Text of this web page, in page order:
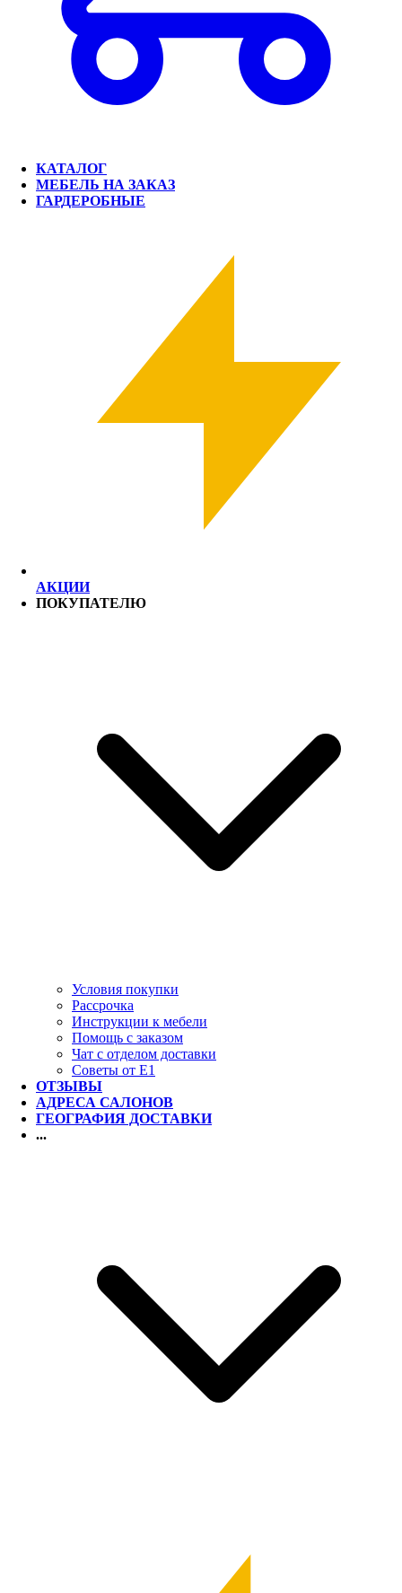
КАТАЛОГ
МЕБЕЛЬ НА ЗАКАЗ
ГАРДЕРОБНЫЕ
АКЦИИ
ПОКУПАТЕЛЮ
Условия покупки
Рассрочка
Инструкции к мебели
Помощь с заказом
Чат с отделом доставки
Советы от Е1
ОТЗЫВЫ
АДРЕСА САЛОНОВ
ГЕОГРАФИЯ ДОСТАВКИ
...